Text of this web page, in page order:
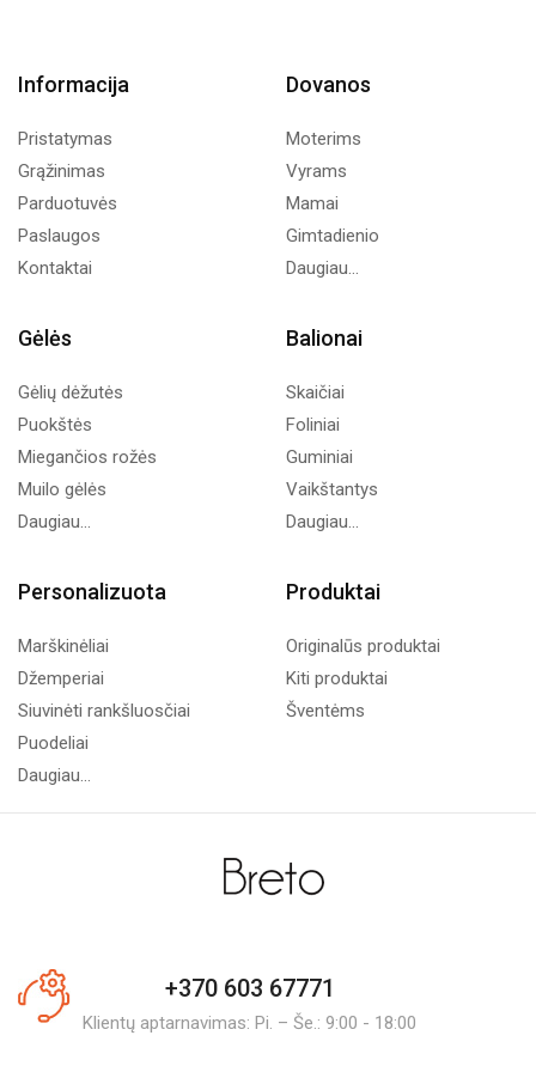
Informacija
Pristatymas
Grąžinimas
Parduotuvės
Paslaugos
Kontaktai
Dovanos
Moterims
Vyrams
Mamai
Gimtadienio
Daugiau...
Gėlės
Gėlių dėžutės
Puokštės
Miegančios rožės
Muilo gėlės
Daugiau...
Balionai
Skaičiai
Foliniai
Guminiai
Vaikštantys
Daugiau...
Personalizuota
Marškinėliai
Džemperiai
Siuvinėti rankšluosčiai
Puodeliai
Daugiau...
Produktai
Originalūs produktai
Kiti produktai
Šventėms
+370 603 67771
Klientų aptarnavimas: Pi. – Še.: 9:00 - 18:00